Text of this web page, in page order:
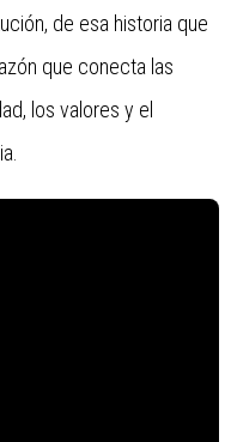
de esa historia que
que conecta las
los valores y el